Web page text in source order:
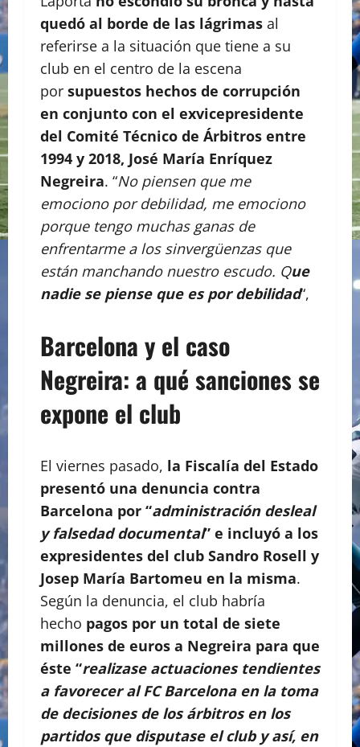
quedó al borde de las lágrimas al
referirse a la situación que tiene a su
club en el centro de la escena
por supuestos hechos de corrupción
en conjunto con el exvicepresidente
del Comité Técnico de Árbitros entre
1994 y 2018, José María Enríquez
Negreira. “No piensen que me
emociono por debilidad, me emociono
porque tengo muchas ganas de
enfrentarme a los sinvergüenzas que
están manchando nuestro escudo. Que
nadie se piense que es por debilidad“,
Barcelona y el caso
Negreira: a qué sanciones se
expone el club
El viernes pasado, la Fiscalía del Estado
presentó una denuncia contra
Barcelona por “administración desleal
y falsedad documental” e incluyó a los
expresidentes del club Sandro Rosell y
Josep María Bartomeu en la misma.
Según la denuncia, el club habría
hecho pagos por un total de siete
millones de euros a Negreira para que
éste “realizase actuaciones tendientes
a favorecer al FC Barcelona en la toma
de decisiones de los árbitros en los
partidos que disputase el club y así, en